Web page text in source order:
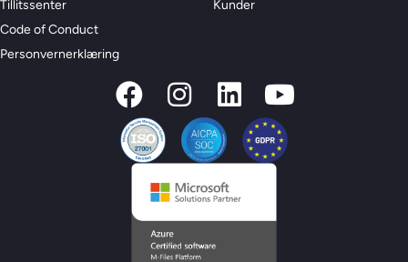
Tillitssenter
Code of Conduct
Personvernerklæring
Kunder